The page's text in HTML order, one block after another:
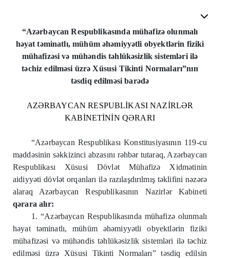
“Azərbaycan Respublikasında mühafizə olunmalı
həyat təminatlı, mühüm əhəmiyyətli obyektlərin fiziki
mühafizəsi və mühəndis təhlükəsizlik sistemləri ilə
təchiz edilməsi üzrə Xüsusi Tikinti Normaları”nın
təsdiq edilməsi barədə
AZƏRBAYCAN RESPUBLİKASI NAZİRLƏR
KABİNETİNİN QƏRARI
“Azərbaycan Respublikası Konstitusiyasının 119-cu
maddəsinin səkkizinci abzasını rəhbər tutaraq, Azərbaycan
Respublikası Xüsusi Dövlət Mühafizə Xidmətinin
aidiyyəti dövlət orqanları ilə razılaşdırılmış təklifini nəzərə
alaraq Azərbaycan Respublikasının Nazirlər Kabineti
qərara alır:
1. “Azərbaycan Respublikasında mühafizə olunmalı
həyat təminatlı, mühüm əhəmiyyətli obyektlərin fiziki
mühafizəsi və mühəndis təhlükəsizlik sistemləri ilə təchiz
edilməsi üzrə Xüsusi Tikinti Normaları” təsdiq edilsin